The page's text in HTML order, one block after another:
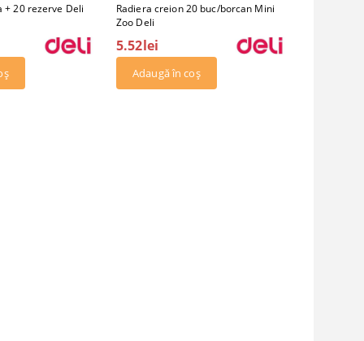
+ 20 rezerve Deli
Radiera creion 20 buc/borcan Mini
Zoo Deli
5.52lei